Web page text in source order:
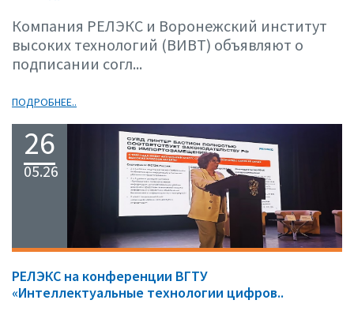
Компания РЕЛЭКС и Воронежский институт
высоких технологий (ВИВТ) объявляют о
подписании согл...
ПОДРОБНЕЕ..
26
05.26
РЕЛЭКС на конференции ВГТУ
«Интеллектуальные технологии цифров..